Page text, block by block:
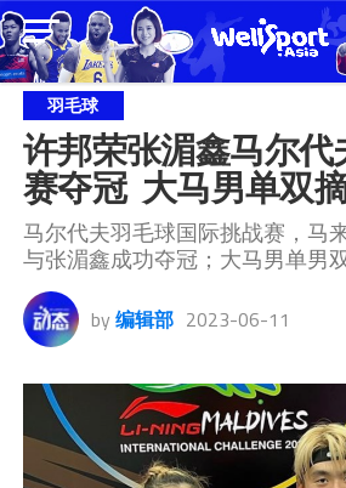
羽毛球
许邦荣张湄鑫马尔代
赛夺冠  大马男单双
马尔代夫羽毛球国际挑战赛，马
与张湄鑫成功夺冠；大马男单男
by 编辑部 2023-06-11